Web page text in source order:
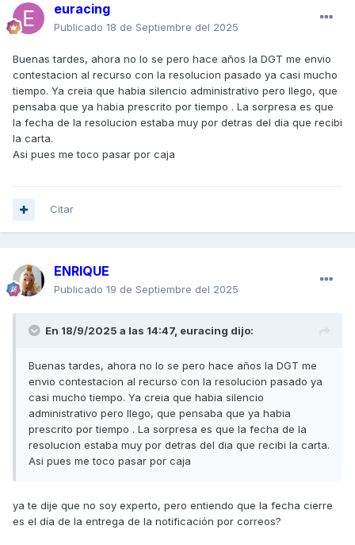
euracing
Publicado 18 de Septiembre del 2025
Buenas tardes, ahora no lo se pero hace años la DGT me envio
contestacion al recurso con la resolucion pasado ya casi mucho
tiempo. Ya creia que habia silencio administrativo pero llego, que
pensaba que ya habia prescrito por tiempo . La sorpresa es que
la fecha de la resolucion estaba muy por detras del dia que recibi
la carta.
Asi pues me toco pasar por caja
Citar
ENRIQUE
Publicado 19 de Septiembre del 2025
En 18/9/2025 a las 14:47, euracing dijo:
Buenas tardes, ahora no lo se pero hace años la DGT me
envio contestacion al recurso con la resolucion pasado ya
casi mucho tiempo. Ya creia que habia silencio
administrativo pero llego, que pensaba que ya habia
prescrito por tiempo . La sorpresa es que la fecha de la
resolucion estaba muy por detras del dia que recibi la carta.
Asi pues me toco pasar por caja
ya te dije que no soy experto, pero entiendo que la fecha cierre
es el día de la entrega de la notificación por correos?